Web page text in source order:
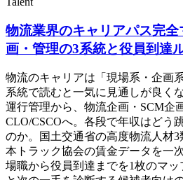
物流業界のキャリアパス完
画・管理の3系統と役員到達
物流のキャリアは「現場系・企画
系統で読むと一気に見通しが良く
運行管理から、物流企画・SCM企
CLO/CSCOへ。各段で年収はどう
のか。国土交通省の高度物流人材3
本トラック協会の賃金データを一
場職から役員到達までを1枚のマ